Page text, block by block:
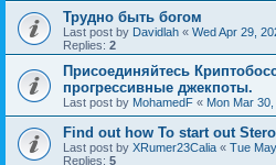
Трудно быть богом
Last post by Davidlah « Wed Apr 29,
Replies: 2
Присоединяйтесь
прогрессивные джекпоты.
Last post by MohamedF « Mon Mar
Find out how To start out
Last post by XRumer23Calia « Tue
Replies: 5